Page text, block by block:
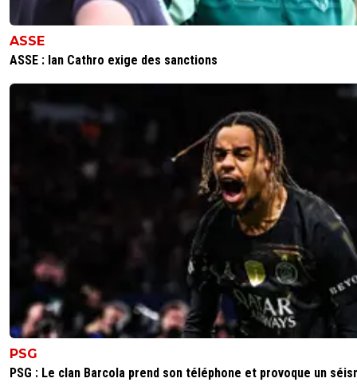
ASSE
ASSE : Ian Cathro exige des sanctions
PSG
PSG : Le clan Barcola prend son téléphone et provoque un